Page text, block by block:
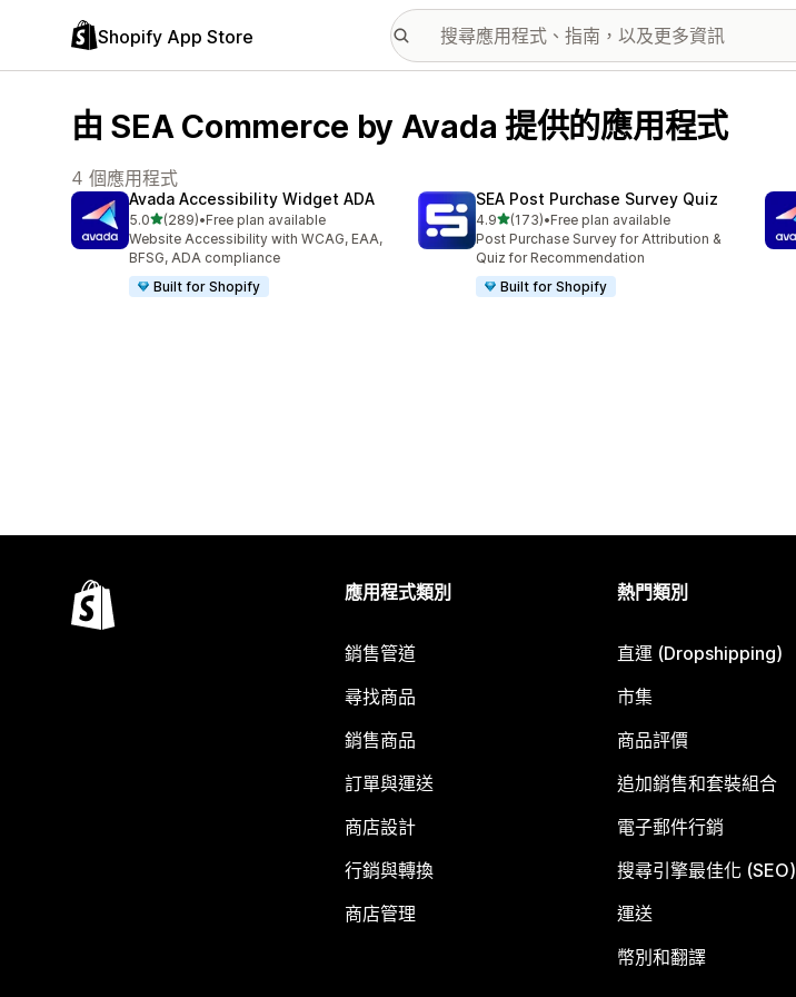
Shopify App Store
由 SEA Commerce by Avada 提供的應用程式
4 個應用程式
Avada Accessibility Widget ADA
5.0滿分 5 顆星
(289)
共有 289 則評價
•Free plan available
Website Accessibility with WCAG, EAA,
BFSG, ADA compliance
Built for Shopify
SEA Post Purchase Survey Quiz
4.9滿分 5 顆星
(173)
共有 173 則評價
•Free plan available
Post Purchase Survey for Attribution &
Quiz for Recommendation
Built for Shopify
應用程式類別
銷售管道
尋找商品
銷售商品
訂單與運送
商店設計
行銷與轉換
商店管理
熱門類別
直運 (Dropshipping)
市集
商品評價
追加銷售和套裝組合
電子郵件行銷
搜尋引擎最佳化 (SEO)
運送
幣別和翻譯